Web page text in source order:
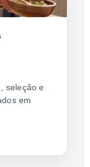
seleção e
em